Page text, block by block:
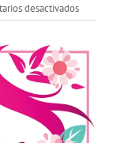
desactivadosen
Dia
de
la
Mujer